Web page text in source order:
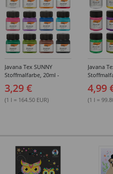
Javana Tex SUNNY
Stoffmalfarbe, 20ml -
Verschiedene Farbtöne
3,29 €
(1 l = 164.50 EUR)
Javana
4,99
(1 l =